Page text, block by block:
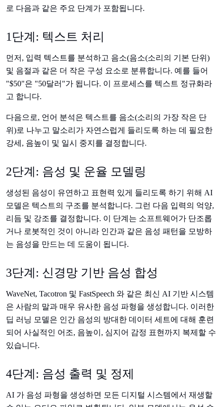
로 다음과 같은 주요 단계가 포함됩니다.
1단계: 텍스트 처리
먼저, 입력 텍스트를 분석하고 음소(음소(소리의 기본 단위)
및 음절과 같은 더 작은 구성 요소로 분류합니다. 예를 들어
"$50"은 "50달러"가 됩니다. 이 프로세스를 텍스트 정규화라
고 합니다.
다음으로, 언어 분석은 텍스트를 음소(소리의 가장 작은 단
위)로 나누고 말소리가 자연스럽게 들리도록 하는 데 필요한
강세, 음높이 및 일시 중지를 결정합니다.
2단계: 음성 및 운율 모델링
생성된 음성이 유연하고 표현력 있게 들리도록 하기 위해 AI
모델은 텍스트의 구조를 분석합니다. 그런 다음 입력의 억양,
리듬 및 강조를 결정합니다. 이 단계는 소프트웨어가 단조롭
거나 로봇적인 것이 아니라 인간과 같은 음성 패턴을 모방하
는 음성을 만드는 데 도움이 됩니다.
3단계: 신경망 기반 음성 합성
WaveNet, Tacotron 및 FastSpeech 와 같은 최신 AI 기반 시스템
은 사람의 말과 매우 유사한 음성 파형을 생성합니다. 이러한
딥 러닝 모델은 인간 음성의 방대한 데이터 세트에 대해 훈련
되어 사실적인 어조, 음높이, 심지어 감정 표현까지 복제할 수
있습니다.
4단계: 음성 출력 및 정제
AI 가 음성 파형을 생성하면 모든 디지털 시스템에서 재생할